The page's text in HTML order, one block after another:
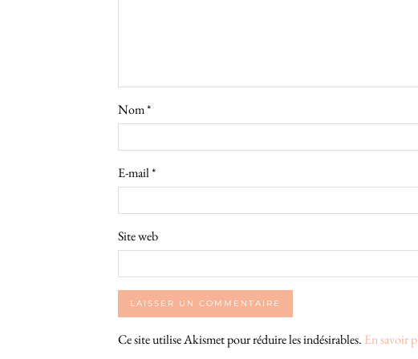
Nom*
E-mail*
Site web
Ce site utilise Akismet pour réduire les indésirables. En savoir